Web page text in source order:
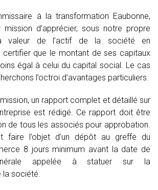
à la transformation Eaubonne,
d’apprécier, sous notre propre
valeur de l’actif de la société en
que le montant de ses capitaux
égal à celui du capital social. Le cas
l’octroi d’avantages particuliers.
un rapport complet et détaillé sur
est rédigé. Ce rapport doit être
de tous les associés pour approbation.
faire l’objet d’un dépôt au greffe du
8 jours minimum avant la date de
appelée à statuer sur la
société.